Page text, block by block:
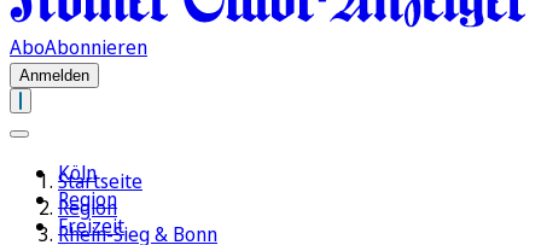
AboAbonnieren
Anmelden
Köln
Region
Freizeit
Startseite
Region
Rhein-Sieg & Bonn